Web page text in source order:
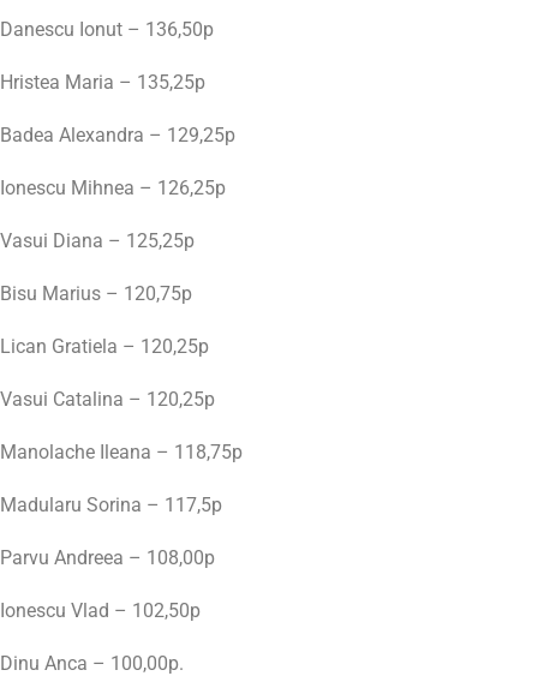
Danescu Ionut – 136,50p
Hristea Maria – 135,25p
Badea Alexandra – 129,25p
Ionescu Mihnea – 126,25p
Vasui Diana – 125,25p
Bisu Marius – 120,75p
Lican Gratiela – 120,25p
Vasui Catalina – 120,25p
Manolache Ileana – 118,75p
Madularu Sorina – 117,5p
Parvu Andreea – 108,00p
Ionescu Vlad – 102,50p
Dinu Anca – 100,00p.